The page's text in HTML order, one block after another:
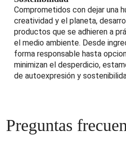
Comprometidos con dejar una
creatividad y el planeta,
productos que se adhieren a
el medio ambiente. Desde
forma responsable hasta
minimizan el desperdicio,
de autoexpresión y
Preguntas